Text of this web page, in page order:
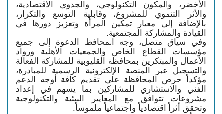
الأخضر، والمكون التكنولوجي، والجدوى الاقتصادية،
والأثر التنموي للمشروع، وقابلية التوسع والتكرار،
بالإضافة إلى معيار تمكين المرأة وتعزيز دورها في
القيادة والمشاركة المجتمعية.
وفي سياق متصل، وجه المحافظ الدعوة إلى جميع
مؤسسات القطاع الخاص والجمعيات الأهلية ورواد
الأعمال والمبتكرين بمحافظة القليوبية للمشاركة الفعالة
والتسجيل عبر المنصة الإلكترونية الرسمية للمبادرة،
مؤكداً حرص المحافظة على تقديم كافة أوجه الدعم
الفني والاستشاري للمشاركين بما يسهم في إعداد
مشروعات تتوافق مع المعايير البيئية والتكنولوجية
وتحقق أثراً اقتصادياً واجتماعياً ملموساً.